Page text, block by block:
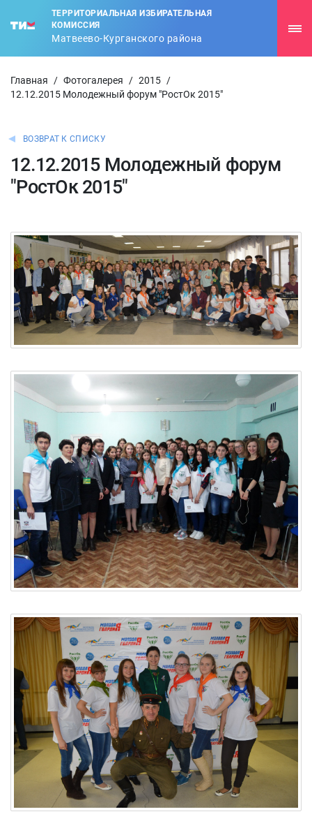
ТЕРРИТОРИАЛЬНАЯ ИЗБИРАТЕЛЬНАЯ
КОМИССИЯ
Матвеево-Курганского района
Главная / Фотогалерея / 2015 /
12.12.2015 Молодежный форум "РостОк 2015"
ВОЗВРАТ К СПИСКУ
12.12.2015 Молодежный форум
"РостОк 2015"